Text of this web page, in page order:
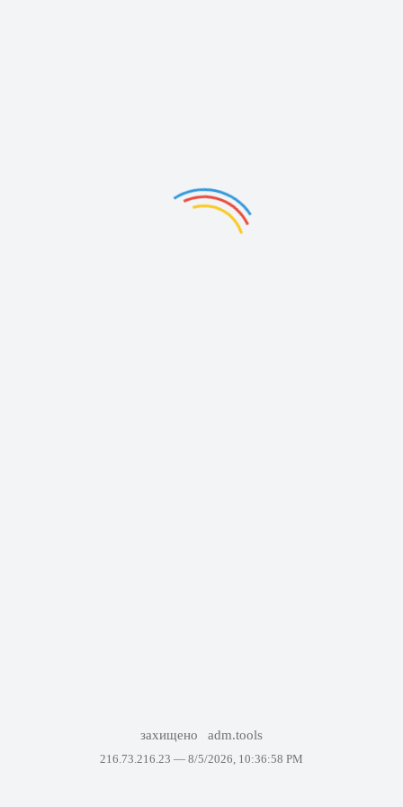
захищено adm.tools
216.73.216.23 — 8/5/2026, 10:36:58 PM